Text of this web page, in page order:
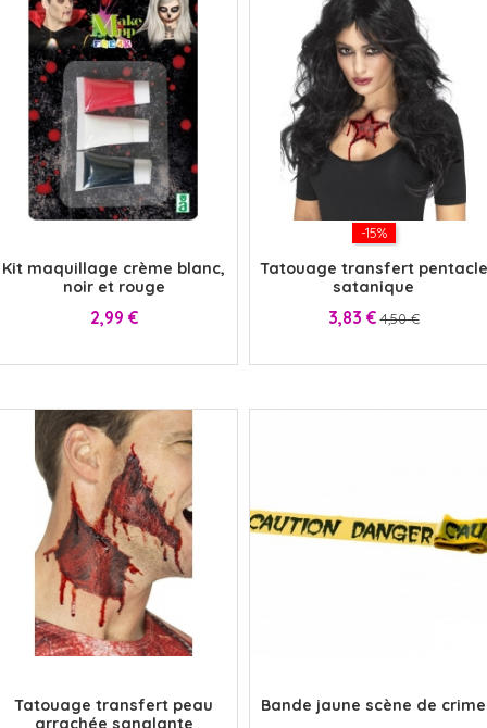
Kit maquillage crème blanc,
noir et rouge
Prix
2,99 €
-15%
Tatouage transfert pentacle
satanique
Prix
3,83 € Prix
4,50 €
Tatouage transfert peau
arrachée sanglante
Bande jaune scène de crime